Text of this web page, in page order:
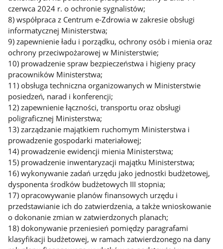
czerwca 2024 r. o ochronie sygnalistów;
8) współpraca z Centrum e-Zdrowia w zakresie obsługi
informatycznej Ministerstwa;
9) zapewnienie ładu i porządku, ochrony osób i mienia oraz
ochrony przeciwpożarowej w Ministerstwie;
10) prowadzenie spraw bezpieczeństwa i higieny pracy
pracowników Ministerstwa;
11) obsługa techniczna organizowanych w Ministerstwie
posiedzeń, narad i konferencji;
12) zapewnienie łączności, transportu oraz obsługi
poligraficznej Ministerstwa;
13) zarządzanie majątkiem ruchomym Ministerstwa i
prowadzenie gospodarki materiałowej;
14) prowadzenie ewidencji mienia Ministerstwa;
15) prowadzenie inwentaryzacji majątku Ministerstwa;
16) wykonywanie zadań urzędu jako jednostki budżetowej,
dysponenta środków budżetowych III stopnia;
17) opracowywanie planów finansowych urzędu i
przedstawianie ich do zatwierdzenia, a także wnioskowanie
o dokonanie zmian w zatwierdzonych planach;
18) dokonywanie przeniesień pomiędzy paragrafami
klasyfikacji budżetowej, w ramach zatwierdzonego na dany